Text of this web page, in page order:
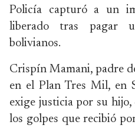
Policía capturó a un
liberado tras pagar
bolivianos.
Crispín Mamani, padre
en el Plan Tres Mil, en
exige justicia por su hijo,
los golpes que recibió